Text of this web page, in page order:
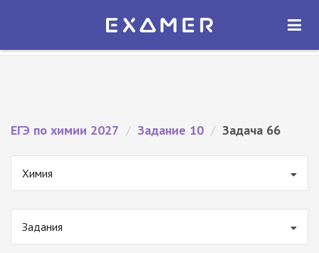
Экзамер — ЕГЭ 2027
ОТКРЫТЬ
ЕГЭ по химии 2027 / Задание 10 / Задача 66
Химия
Задания